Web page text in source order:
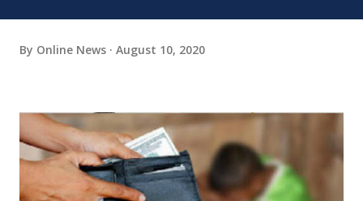
By Online News August 10, 2020